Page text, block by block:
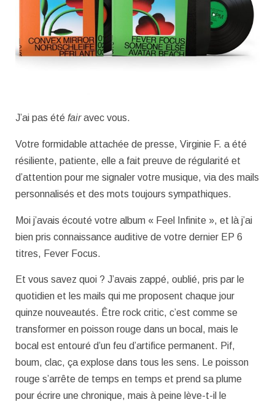
J’ai pas été fairavec vous.
Votre formidable attachée de presse, Virginie F. a été
résiliente, patiente, elle a fait preuve de régularité et
d’attention pour me signaler votre musique, via des mails
personnalisés et des mots toujours sympathiques.
Moi j’avais écouté votre album « Feel Infinite », et là j’ai
bien pris connaissance auditive de votre dernier EP 6
titres, Fever Focus.
Et vous savez quoi ? J’avais zappé, oublié, pris par le
quotidien et les mails qui me proposent chaque jour
quinze nouveautés. Être rock critic, c’est comme se
transformer en poisson rouge dans un bocal, mais le
bocal est entouré d’un feu d’artifice permanent. Pif,
boum, clac, ça explose dans tous les sens. Le poisson
rouge s’arrête de temps en temps et prend sa plume
pour écrire une chronique, mais à peine lève-t-il le